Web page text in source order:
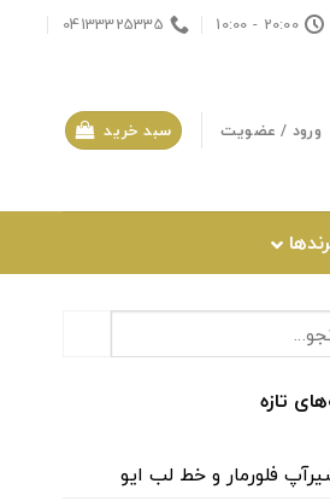
20:00 - 10:00
04133325335
ورود / عضویت سبد خرید
تازه
فلورمار و خط لب ایو